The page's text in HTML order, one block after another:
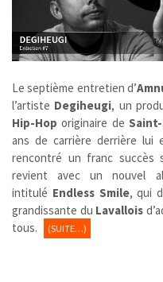
Le septième entretien d’
l’artiste Degiheugi, un
Hip-Hop originaire de
ans de carrière derrière lui
rencontré un franc succès
revient avec un nouvel
intitulé Endless Smile, qui
grandissante du Lavallois
tous.
(SUITE…)